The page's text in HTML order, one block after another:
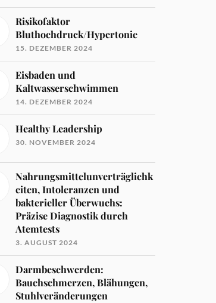
Risikofaktor
Bluthochdruck/Hypertonie
15. DEZEMBER 2024
Eisbaden und
Kaltwasserschwimmen
14. DEZEMBER 2024
Healthy Leadership
30. NOVEMBER 2024
Nahrungsmittelunverträglichk
eiten, Intoleranzen und
bakterieller Überwuchs:
Präzise Diagnostik durch
Atemtests
3. AUGUST 2024
Darmbeschwerden:
Bauchschmerzen, Blähungen,
Stuhlveränderungen